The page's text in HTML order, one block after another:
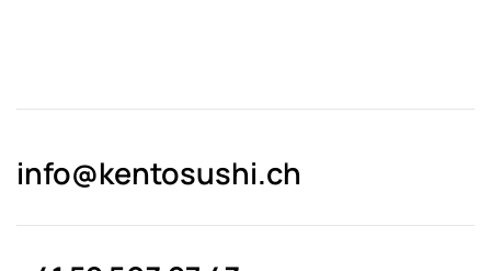
info@kentosushi.ch